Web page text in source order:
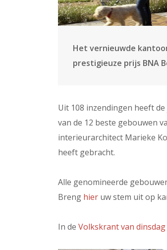
Het vernieuwde
prestigieuze prijs BNA
Uit 108 inzendingen heeft
van de 12 beste gebouwen
interieurarchitect Marieke
heeft gebracht.
Alle genomineerde
Breng hier uw stem uit op
In de Volkskrant van